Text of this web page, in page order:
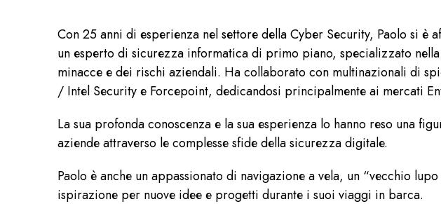
Con 25 anni di esperienza nel settore della Cyber Security, Paolo si è
un esperto di sicurezza informatica di primo piano, specializzato
minacce e dei rischi aziendali. Ha collaborato con multinazionali di
/ Intel Security e Forcepoint, dedicandosi principalmente ai mercati
La sua profonda conoscenza e la sua esperienza lo hanno reso una
aziende attraverso le complesse sfide della sicurezza digitale.
Paolo è anche un appassionato di navigazione a vela, un “vecchio
ispirazione per nuove idee e progetti durante i suoi viaggi in barca.